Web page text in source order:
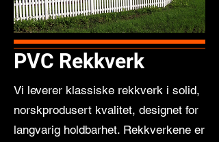
PVC Rekkverk
Vi leverer klassiske rekkverk i solid,
norskprodusert kvalitet, designet for
langvarig holdbarhet. Rekkverkene er